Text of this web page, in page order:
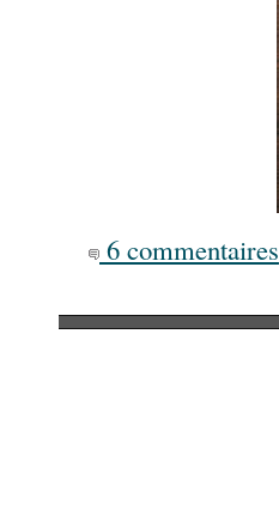
6 commentaires